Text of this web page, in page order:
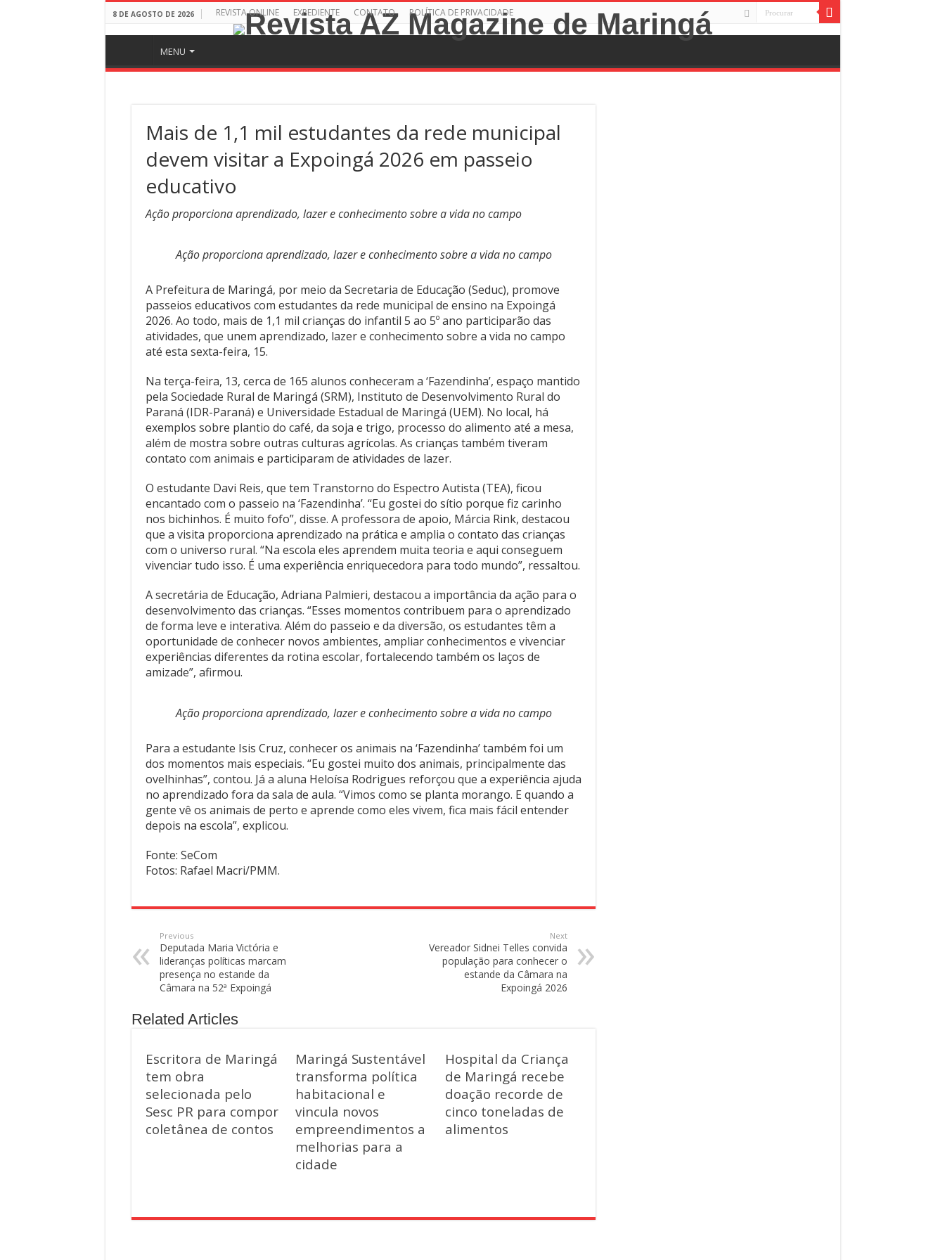
8 DE AGOSTO DE 2026 REVISTA ONLINE EXPEDIENTE CONTATO POLÍTICA DE PRIVACIDADE
MENU
Mais de 1,1 mil estudantes da rede municipal
devem visitar a Expoingá 2026 em passeio
educativo
Ação proporciona aprendizado, lazer e conhecimento sobre a vida no campo
Ação proporciona aprendizado, lazer e conhecimento sobre a vida no campo
A Prefeitura de Maringá, por meio da Secretaria de Educação (Seduc), promove
passeios educativos com estudantes da rede municipal de ensino na Expoingá
2026. Ao todo, mais de 1,1 mil crianças do infantil 5 ao 5º ano participarão das
atividades, que unem aprendizado, lazer e conhecimento sobre a vida no campo
até esta sexta-feira, 15.
Na terça-feira, 13, cerca de 165 alunos conheceram a ‘Fazendinha’, espaço mantido
pela Sociedade Rural de Maringá (SRM), Instituto de Desenvolvimento Rural do
Paraná (IDR-Paraná) e Universidade Estadual de Maringá (UEM). No local, há
exemplos sobre plantio do café, da soja e trigo, processo do alimento até a mesa,
além de mostra sobre outras culturas agrícolas. As crianças também tiveram
contato com animais e participaram de atividades de lazer.
O estudante Davi Reis, que tem Transtorno do Espectro Autista (TEA), ficou
encantado com o passeio na ‘Fazendinha’. “Eu gostei do sítio porque fiz carinho
nos bichinhos. É muito fofo”, disse. A professora de apoio, Márcia Rink, destacou
que a visita proporciona aprendizado na prática e amplia o contato das crianças
com o universo rural. “Na escola eles aprendem muita teoria e aqui conseguem
vivenciar tudo isso. É uma experiência enriquecedora para todo mundo”, ressaltou.
A secretária de Educação, Adriana Palmieri, destacou a importância da ação para o
desenvolvimento das crianças. “Esses momentos contribuem para o aprendizado
de forma leve e interativa. Além do passeio e da diversão, os estudantes têm a
oportunidade de conhecer novos ambientes, ampliar conhecimentos e vivenciar
experiências diferentes da rotina escolar, fortalecendo também os laços de
amizade”, afirmou.
Ação proporciona aprendizado, lazer e conhecimento sobre a vida no campo
Para a estudante Isis Cruz, conhecer os animais na ‘Fazendinha’ também foi um
dos momentos mais especiais. “Eu gostei muito dos animais, principalmente das
ovelhinhas”, contou. Já a aluna Heloísa Rodrigues reforçou que a experiência ajuda
no aprendizado fora da sala de aula. “Vimos como se planta morango. E quando a
gente vê os animais de perto e aprende como eles vivem, fica mais fácil entender
depois na escola”, explicou.
Fonte: SeCom
Fotos: Rafael Macri/PMM.
Previous
Deputada Maria Victória e
lideranças políticas marcam
presença no estande da
Câmara na 52ª Expoingá
Next
Vereador Sidnei Telles convida
população para conhecer o
estande da Câmara na
Expoingá 2026
Related Articles
Escritora de Maringá
tem obra
selecionada pelo
Sesc PR para compor
coletânea de contos
Maringá Sustentável
transforma política
habitacional e
vincula novos
empreendimentos a
melhorias para a
cidade
Hospital da Criança
de Maringá recebe
doação recorde de
cinco toneladas de
alimentos